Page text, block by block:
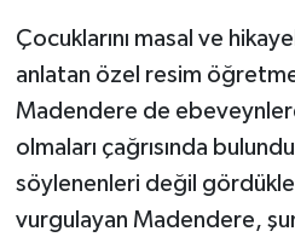
Çocuklarını masal ve
anlatan özel resim
Madendere de
olmaları çağrısında
söylenenleri değil
vurgulayan Madendere,